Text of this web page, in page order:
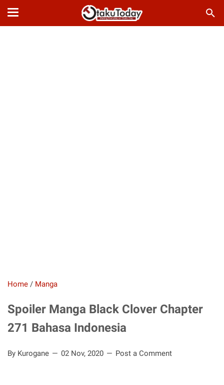
Home / Manga
Spoiler Manga Black Clover Chapter
271 Bahasa Indonesia
By Kurogane 02 Nov, 2020 Post a Comment